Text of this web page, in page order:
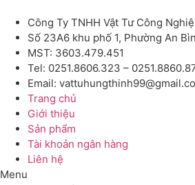
Công Ty TNHH Vật Tư Công
Số 23A6 khu phố 1, Phường An
MST: 3603.479.451
Tel: 0251.8606.323 –
Email:
Trang chủ
Giới thiệu
Sản phẩm
Tài khoản ngân hàng
Liên hệ
Menu